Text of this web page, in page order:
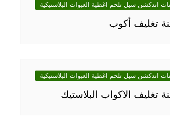
اندكشن سيل تلحم اغطية العبوات البلاستيكية
تغليف أكوب
اندكشن سيل تلحم اغطية العبوات البلاستيكية
تغليف الاكواب البلاستيك